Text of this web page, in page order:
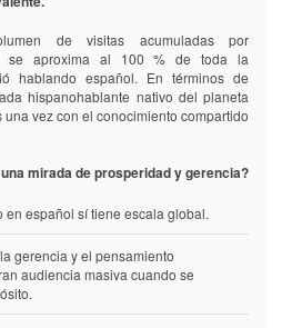
de visitas acumuladas por
se aproxima al 100 % de toda la
hablando español. En términos de
hispanohablante nativo del planeta
vez con el conocimiento compartido
mirada de prosperidad y gerencia?
en español sí tiene escala global.
gerencia y el pensamiento
audiencia masiva cuando se